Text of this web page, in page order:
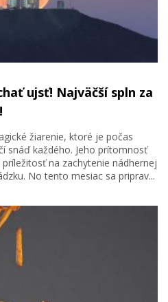
ujsť! Najväčší spln za
žiarenie, ktoré je počas
snáď každého. Jeho prítomnosť
na zachytenie nádhernej
No tento mesiac sa priprav...